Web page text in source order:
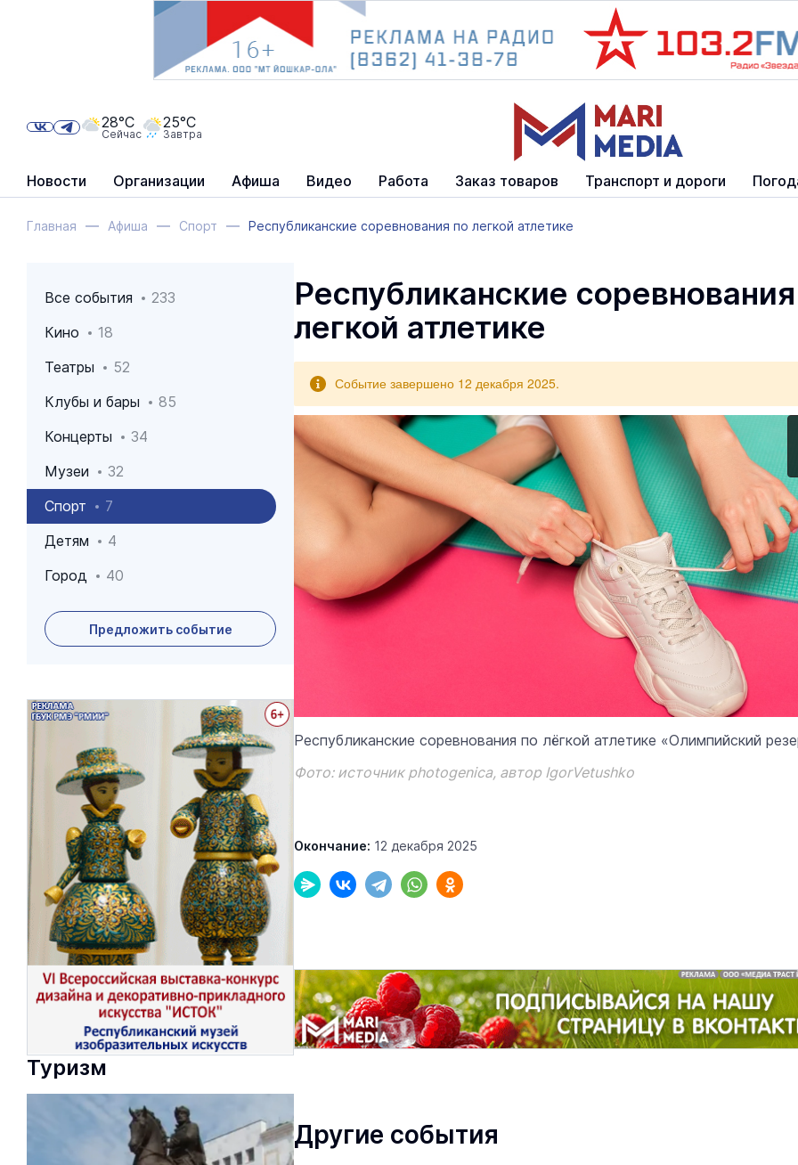
Новости Организации Афиша Видео Работа Заказ товаров Транспорт и дороги
28°C
Сейчас
25°C
Завтра
Главная Афиша Спорт Республиканские соревнования по легкой атлетике
Все события
233
Кино
18
Театры
52
Клубы и бары
85
Концерты
34
Музеи
32
Спорт
7
Детям
4
Город
40
Предложить событие
Архив событий
Туризм
Республиканские
легкой атлетике
Событие завершено 12 декабря 2025.
Республиканские соревнования по лёгкой атлетике «Олимпийский
Фото: источник photogenica, автор IgorVetushko
Окончание: 12 декабря 2025
Другие события
«Солдатики называли меня мама
Надя»: медсестра из Марий Эл 1,5
года спасала жизни в зоне СВО